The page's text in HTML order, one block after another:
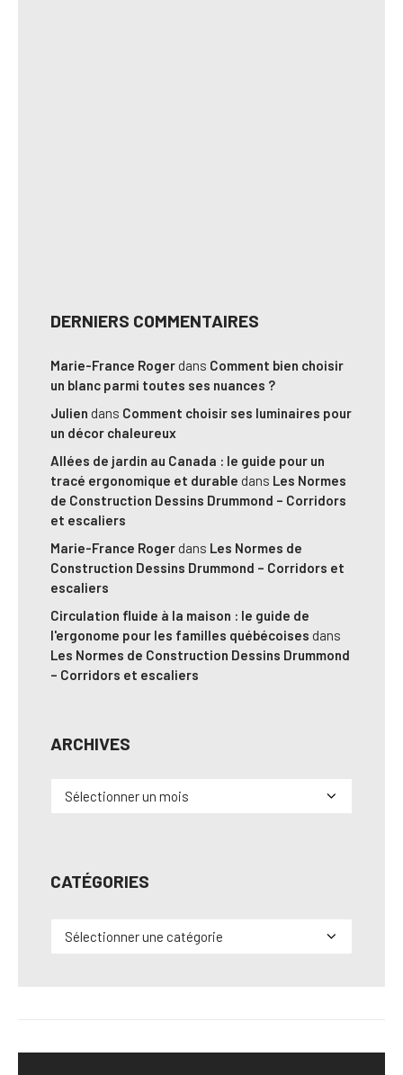
DERNIERS COMMENTAIRES
Marie-France Roger dans Comment bien choisir
un blanc parmi toutes ses nuances ?
Julien dans Comment choisir ses luminaires pour
un décor chaleureux
Allées de jardin au Canada : le guide pour un
tracé ergonomique et durable dans Les Normes
de Construction Dessins Drummond – Corridors
et escaliers
Marie-France Roger dans Les Normes de
Construction Dessins Drummond – Corridors et
escaliers
Circulation fluide à la maison : le guide de
l'ergonome pour les familles québécoises dans
Les Normes de Construction Dessins Drummond
– Corridors et escaliers
ARCHIVES
Archives
CATÉGORIES
Catégories